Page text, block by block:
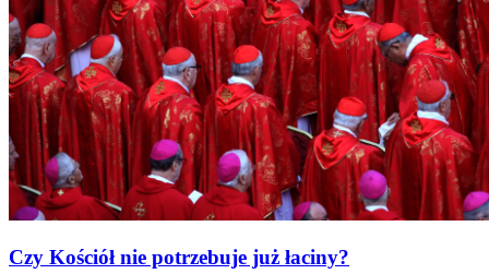
Czy Kościół nie potrzebuje już łaciny?